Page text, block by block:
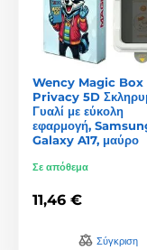
Wency Magic Box
Privacy 5D
Γυαλί με εύκολη
εφαρμογή,
Galaxy A17, μαύρο
Σε απόθεμα
11,46 €
Σύγκριση